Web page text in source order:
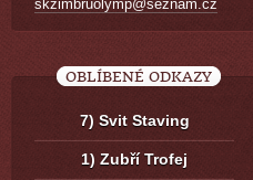
skzimbruolymp@seznam.cz
OBLÍBENÉ ODKAZY
7) Svit Staving
1) Zubří Trofej